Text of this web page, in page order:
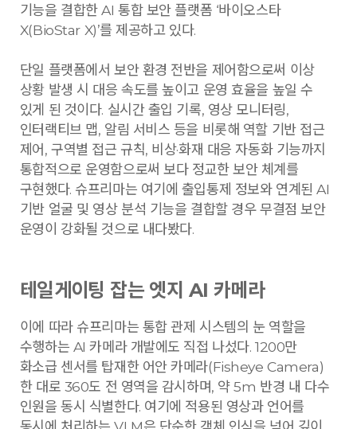
기능을 결합한 AI 통합 보안 플랫폼 ‘바이오스타
X(BioStar X)’를 제공하고 있다.
단일 플랫폼에서 보안 환경 전반을 제어함으로써 이상
상황 발생 시 대응 속도를 높이고 운영 효율을 높일 수
있게 된 것이다. 실시간 출입 기록, 영상 모니터링,
인터랙티브 맵, 알림 서비스 등을 비롯해 역할 기반 접근
제어, 구역별 접근 규칙, 비상·화재 대응 자동화 기능까지
통합적으로 운영함으로써 보다 정교한 보안 체계를
구현했다. 슈프리마는 여기에 출입통제 정보와 연계된 AI
기반 얼굴 및 영상 분석 기능을 결합할 경우 무결점 보안
운영이 강화될 것으로 내다봤다.
테일게이팅 잡는 엣지 AI 카메라
이에 따라 슈프리마는 통합 관제 시스템의 눈 역할을
수행하는 AI 카메라 개발에도 직접 나섰다. 1200만
화소급 센서를 탑재한 어안 카메라(Fisheye Camera)
한 대로 360도 전 영역을 감시하며, 약 5m 반경 내 다수
인원을 동시 식별한다. 여기에 적용된 영상과 언어를